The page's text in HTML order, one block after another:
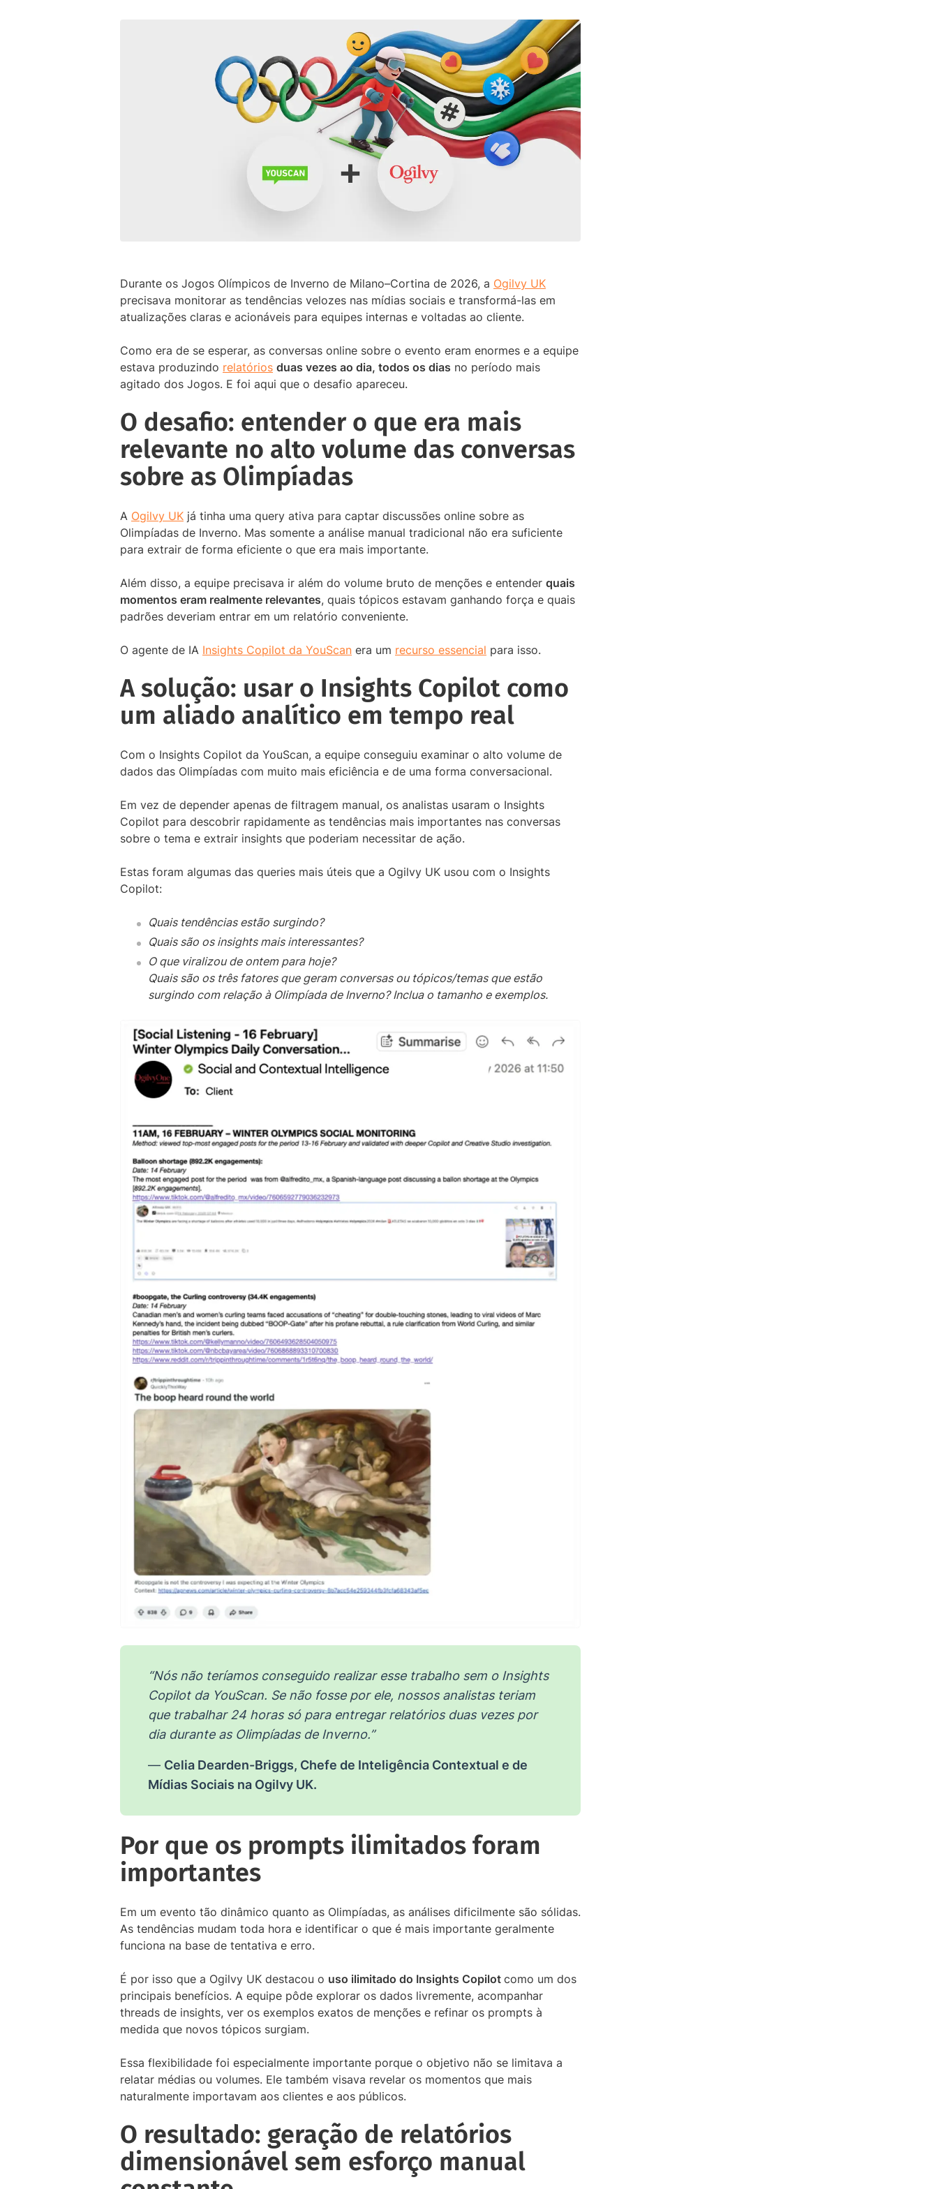
Saiba maisSaiba mais
Descoberta de influenciadores
Descubra vozes influentes sem esforço
para se conectar melhor com seu público.
Saiba mais
Explore a biblioteca de painéis de escuta
social em tempo real do YouScan
Durante os Jogos Olímpicos de Inverno de Milano–Cortina de 2026, a Ogilvy UK
precisava monitorar as tendências velozes nas mídias sociais e transformá-las em
atualizações claras e acionáveis para equipes internas e voltadas ao cliente.
Como era de se esperar, as conversas online sobre o evento eram enormes e a equipe
estava produzindo relatórios duas vezes ao dia, todos os dias no período mais
agitado dos Jogos. E foi aqui que o desafio apareceu.
O desafio: entender o que era mais
relevante no alto volume das conversas
sobre as Olimpíadas
A Ogilvy UK já tinha uma query ativa para captar discussões online sobre as
Olimpíadas de Inverno. Mas somente a análise manual tradicional não era suficiente
para extrair de forma eficiente o que era mais importante.
Além disso, a equipe precisava ir além do volume bruto de menções e entender quais
momentos eram realmente relevantes, quais tópicos estavam ganhando força e quais
padrões deveriam entrar em um relatório conveniente.
O agente de IA Insights Copilot da YouScan era um recurso essencial para isso.
A solução: usar o Insights Copilot como
um aliado analítico em tempo real
Com o Insights Copilot da YouScan, a equipe conseguiu examinar o alto volume de
dados das Olimpíadas com muito mais eficiência e de uma forma conversacional.
Em vez de depender apenas de filtragem manual, os analistas usaram o Insights
Copilot para descobrir rapidamente as tendências mais importantes nas conversas
sobre o tema e extrair insights que poderiam necessitar de ação.
Estas foram algumas das queries mais úteis que a Ogilvy UK usou com o Insights
Copilot:
Quais tendências estão surgindo?
Quais são os insights mais interessantes?
O que viralizou de ontem para hoje?
Quais são os três fatores que geram conversas ou tópicos/temas que estão
surgindo com relação à Olimpíada de Inverno? Inclua o tamanho e exemplos.
“Nós não teríamos conseguido realizar esse trabalho sem o Insights
Copilot da YouScan. Se não fosse por ele, nossos analistas teriam
que trabalhar 24 horas só para entregar relatórios duas vezes por
dia durante as Olimpíadas de Inverno.”
— Celia Dearden-Briggs, Chefe de Inteligência Contextual e de
Mídias Sociais na Ogilvy UK.
Por que os prompts ilimitados foram
importantes
Em um evento tão dinâmico quanto as Olimpíadas, as análises dificilmente são sólidas.
As tendências mudam toda hora e identificar o que é mais importante geralmente
funciona na base de tentativa e erro.
É por isso que a Ogilvy UK destacou o uso ilimitado do Insights Copilot como um dos
principais benefícios. A equipe pôde explorar os dados livremente, acompanhar
threads de insights, ver os exemplos exatos de menções e refinar os prompts à
medida que novos tópicos surgiam.
Essa flexibilidade foi especialmente importante porque o objetivo não se limitava a
relatar médias ou volumes. Ele também visava revelar os momentos que mais
naturalmente importavam aos clientes e aos públicos.
O resultado: geração de relatórios
dimensionável sem esforço manual